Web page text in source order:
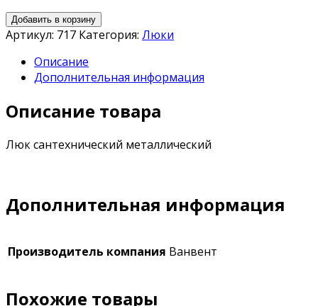
Добавить в корзину
Артикул: 717 Категория: Люки
Описание
Дополнительная информация
Описание товара
Люк сантехнический металлический
Дополнительная информация
Производитель компания Ванвент
Похожие товары